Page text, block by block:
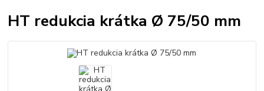
HT redukcia krátka Ø 75/50 mm